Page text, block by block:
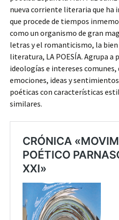
nueva corriente literaria que ha
que procede de tiempos
como un organismo de gran
letras y el romanticismo, la
literatura, LA POESÍA. Agrupa a
ideologías e intereses comunes,
emociones, ideas y
poéticas con características
similares.